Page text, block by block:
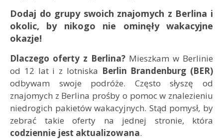
Dodaj do grupy swoich znajomych z Berlina i
okolic, by nikogo nie ominęły wakacyjne
okazje!
Dlaczego oferty z Berlina? Mieszkam w Berlinie
od 12 lat i z lotniska Berlin Brandenburg (BER)
odbywam swoje podróże. Często słyszę od
znajomych z Berlina prośby o pomoc w znalezieniu
niedrogich pakietów wakacyjnych. Stąd pomysł, by
zebrać takie oferty na jednej stronie, która
codziennie jest aktualizowana.